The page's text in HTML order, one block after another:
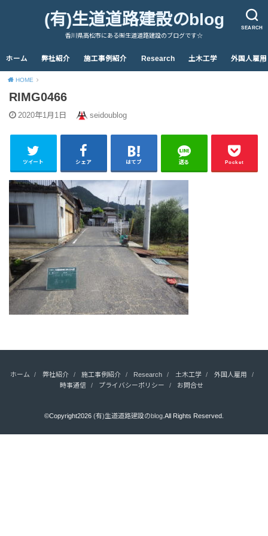
SEARCH
(有)生道道路建設のblog
香川県高松市にある㈲生道道路建設のブログです☆
ホーム 弊社紹介 施工事例紹介 Research 土木工学 外国人雇用
HOME
RIMG0466
2020年1月1日 seidoublog
ツイート シェア はてブ 送る Pocket
ホーム 弊社紹介 施工事例紹介 Research 土木工学
外国人雇用
時事通信
プライバシーポリシー お問合せ
©Copyright2026 (有)生道道路建設のblog.All Rights Reserved.